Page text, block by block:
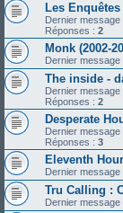
Les
Dernier message
Réponses : 2
Monk (2002-
Dernier message
The inside -
Dernier message
Réponses : 2
Desperate
Dernier message
Réponses : 3
Eleventh
Dernier message
Tru Calling :
Dernier message